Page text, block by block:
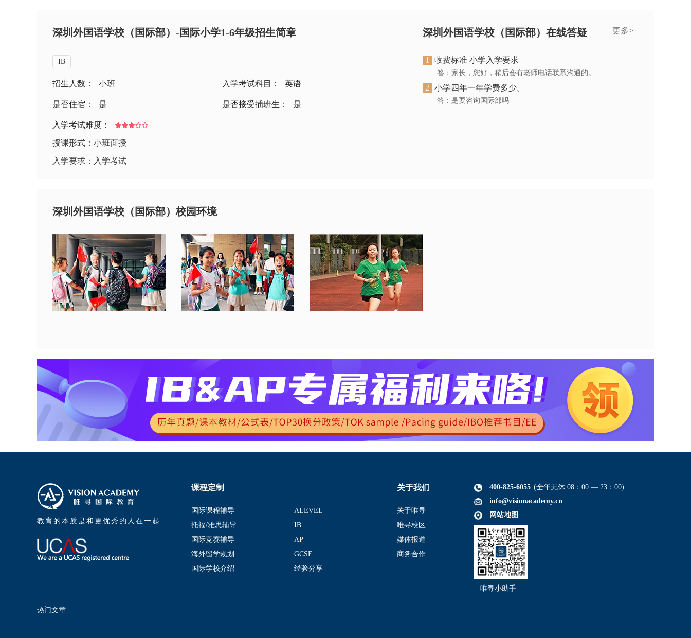
深圳外国语学校（国际部）-国际小学1-6年级招生简章
IB
招生人数： 小班 入学考试科目： 英语
是否住宿： 是 是否接受插班生： 是
入学考试难度：
授课形式：小班面授
入学要求：入学考试
深圳外国语学校（国际部）在线答疑 更多>
1 收费标准 小学入学要求
答：家长，您好，稍后会有老师电话联系沟通的。
2 小学四年一年学费多少。
答：是要咨询国际部吗
深圳外国语学校（国际部）校园环境
教育的本质是和更优秀的人在一起
课程定制
国际课程辅导
ALEVEL
托福/雅思辅导
IB
国际竞赛辅导
AP
海外留学规划
GCSE
国际学校介绍
经验分享
关于我们
关于唯寻
唯寻校区
媒体报道
商务合作
400-825-6055 (全年无休 08：00 — 23：00)
info@visionacademy.cn
网站地图
唯寻小助手
热门文章